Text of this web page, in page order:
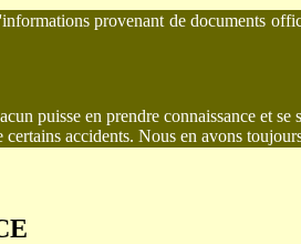
provenant de documents
puisse en prendre connaissance et
accidents. Nous en avons